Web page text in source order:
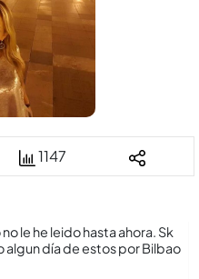
1147
le he leido hasta ahora. Sk
dí­a de estos por Bilbao